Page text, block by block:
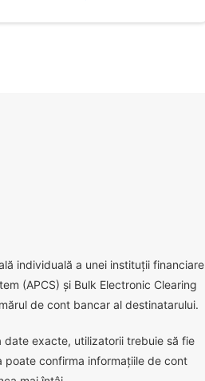
individuală a unei instituții financiare
(APCS) și Bulk Electronic Clearing
de cont bancar al destinatarului.
date exacte, utilizatorii trebuie să fie
confirma informațiile de cont